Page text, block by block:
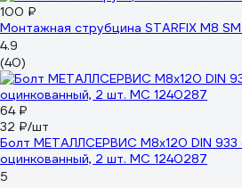
100 ₽
Монтажная струбцина STARFIX М8
4.9
(40)
64 ₽
32 ₽/шт
Болт МЕТАЛЛСЕРВИС M8x120 DIN 933
оцинкованный, 2 шт. МС 1240287
5